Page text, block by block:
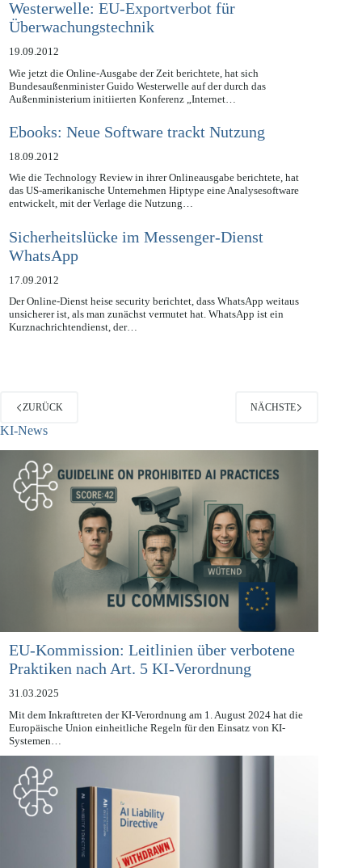
Westerwelle: EU-Exportverbot für
Überwachungstechnik
19.09.2012
Wie jetzt die Online-Ausgabe der Zeit berichtete, hat sich
Bundesaußenminister Guido Westerwelle auf der durch das
Ebooks: Neue Software trackt Nutzung
18.09.2012
Wie die Technology Review in ihrer Onlineausgabe berichtete, hat
das US-amerikanische Unternehmen Hiptype eine Analysesoftware
Sicherheitslücke im Messenger-Dienst
WhatsApp
17.09.2012
Der Online-Dienst heise security berichtet, dass WhatsApp weitaus
unsicherer ist, als man zunächst vermutet hat. WhatsApp ist ein
ZURÜCK
KI-News
EU-Kommission: Leitlinien über verbotene
Praktiken nach Art. 5 KI-Verordnung
31.03.2025
Mit dem Inkrafttreten der KI-Verordnung am 1. August 2024 hat die
Europäische Union einheitliche Regeln für den Einsatz von KI-
Systemen…